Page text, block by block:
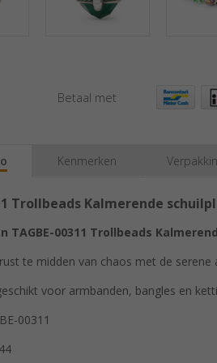
Betaal met
Kenmerken
Trollbeads Kalmerende
TAGBE-00311 Trollbeads
te midden van chaos met de serene
voor armbanden, bangles en
00311